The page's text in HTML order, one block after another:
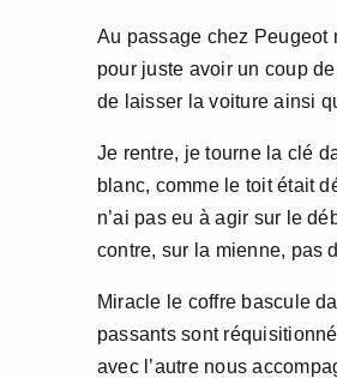
Au passage chez Peugeot
pour juste avoir un coup
de laisser la voiture ainsi
Je rentre, je tourne la clé
blanc, comme le toit était
n’ai pas eu à agir sur le
contre, sur la mienne, pas
Miracle le coffre bascule
passants sont
avec l’autre nous